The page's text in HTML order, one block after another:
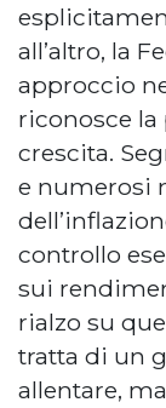
all’altro, la
approccio
riconosce la
crescita.
e numerosi
controllo
sui
rialzo su
tratta di un
allentare,